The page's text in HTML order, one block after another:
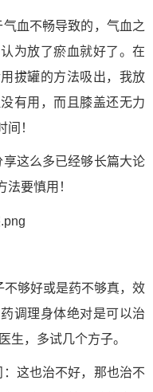
血不畅导致的，气血之
为放了瘀血就好了。在
拔罐的方法吸出，我放
有用，而且膝盖还无力
！
这么多已经够长篇大论
要慎用！
够好或是药不够真，效
调理身体绝对是可以治
生，多试几个方子。
这也治不好，那也治不